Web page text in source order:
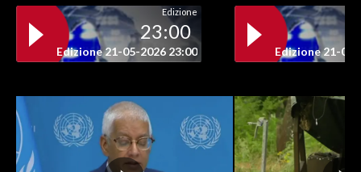
Edizione
23:00
Edizione 21-05-2026 23:00 Edizione 21-05-